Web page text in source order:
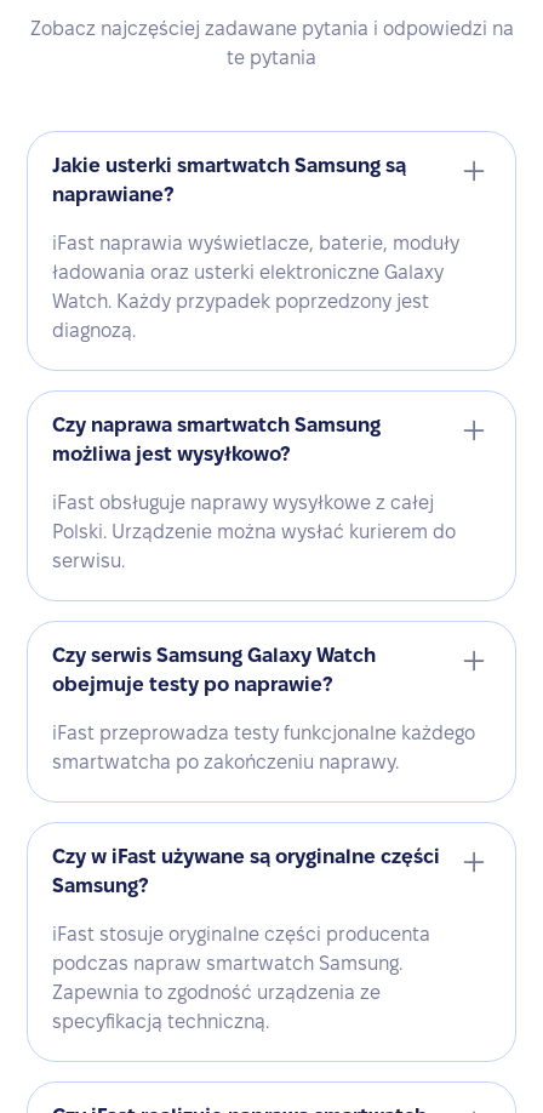
Zobacz najczęściej zadawane pytania i odpowiedzi na
te pytania
Jakie usterki smartwatch Samsung są
naprawiane?
iFast naprawia wyświetlacze, baterie, moduły
ładowania oraz usterki elektroniczne Galaxy
Watch. Każdy przypadek poprzedzony jest
diagnozą.
Czy naprawa smartwatch Samsung
możliwa jest wysyłkowo?
iFast obsługuje naprawy wysyłkowe z całej
Polski. Urządzenie można wysłać kurierem do
serwisu.
Czy serwis Samsung Galaxy Watch
obejmuje testy po naprawie?
iFast przeprowadza testy funkcjonalne każdego
smartwatcha po zakończeniu naprawy.
Czy w iFast używane są oryginalne części
Samsung?
iFast stosuje oryginalne części producenta
podczas napraw smartwatch Samsung.
Zapewnia to zgodność urządzenia ze
specyfikacją techniczną.